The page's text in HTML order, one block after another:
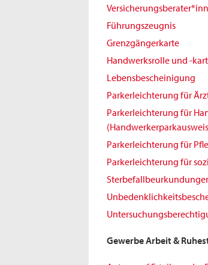
Führungszeugnis
Grenzgängerkarte
Handwerksrolle und -
Lebensbescheinigung
Parkerleichterung für
Parkerleichterung für
Parkerleichterung für
Parkerleichterung für
Gewerbe Arbeit &